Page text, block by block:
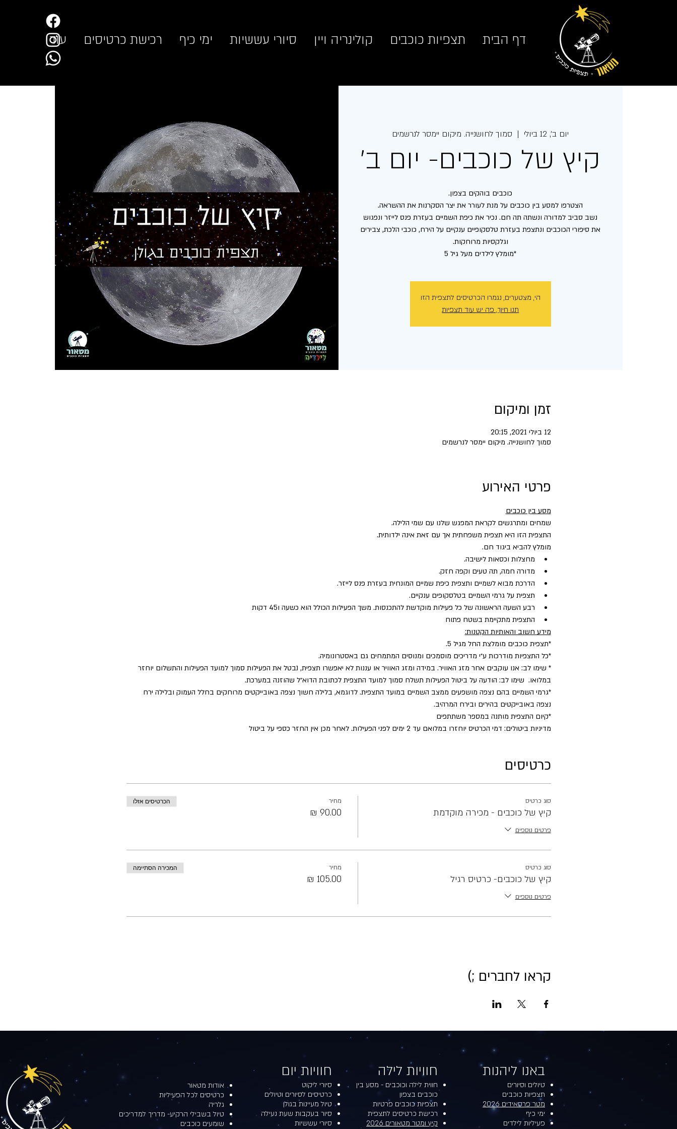
דף הבית תצפיות כוכבים קולינריה ויין סיורי עששיות ימי כיף רכישת כרטיסים עוד
יום ב׳, 12 ביולי
  |
סמוך לחושנייה. מיקום יימסר לנרשמים
קיץ של כוכבים- יום ב׳
כוכבים בוהקים בצפון.
הצטרפו למסע בין כוכבים על מנת לעורר את יצר הסקרנות את ההשראה.
נשב סביב למדורה ונשתה תה חם. נכיר את כיפת השמיים בעזרת פנס לייזר ונפגוש
את סיפורי הכוכבים ונתצפת בעזרת טלסקופיים ענקיים על הירח, כוכבי הלכת, צבירים
*מומלץ לילדים מעל גיל 5
הי, מצטערים, נגמרו הכרטיסים לתצפית הזו
תנו חיוך, פה יש עוד תצפיות
זמן ומיקום
12 ביולי 2021, 20:15
סמוך לחושנייה. מיקום יימסר לנרשמים
פרטי האירוע
מסע בין כוכבים
שמחים ומתרגשים לקראת המפגש שלנו עם שמי הלילה.
התצפית הזו היא תצפית משפחתית אך עם זאת אינה ילדותית.
מומלץ להביא ביגוד חם.
מחצלות וכסאות לישיבה.
מדורה חמה, תה טעים וקפה חזק.
הדרכת מבוא לשמיים ותצפית כיפת שמיים המונחית בעזרת פנס לייזר.
תצפית על גרמי השמיים בטלסקופים ענקיים.
רבע השעה הראשונה של כל פעילות מוקדשת להתכנסות. משך הפעילות הכולל הוא כשעה ו45 דקות
התצפית מתקיימת בשטח פתוח
מידע חשוב והאותיות הקטנות:
*תצפית כוכבים מומלצת החל מגיל 5.
*כל התצפיות מודרכות ע״י מדריכים מוסמכים ומנוסים המתמחים גם באסטרונומיה.
* שימו לב: אנו עוקבים אחר מזג האוויר. במידה ומזג האוויר או עננות לא יאפשרו תצפית, נבטל את הפעילות סמוך למועד הפעילות והתשלום יוחזר
במלואו.  שימו לב: הודעה על ביטול הפעילות תשלח סמוך למועד התצפית לכתובת הדוא״ל שהוזנה במערכת.
*גרמי השמיים בהם נצפה מושפעים ממצב השמיים במועד התצפית. לדוגמא, בלילה חשוך נצפה באובייקטים מרוחקים בחלל העמוק ובלילה ירח
נצפה באובייקטים בהירים ובירח המרהיב.
*קיום התצפית מותנה במספר משתתפים
מדיניות ביטולים: דמי הכרטיס יוחזרו במלואם עד 2 ימים לפני הפעילות. לאחר מכן אין החזר כספי על ביטול
כרטיסים
סוג כרטיס
קיץ של כוכבים - מכירה מוקדמת
פרטים נוספים
מחיר הכרטיסים אזלו
סוג כרטיס
קיץ של כוכבים- כרטיס רגיל
פרטים נוספים
מחיר המכירה הסתיימה
קראו לחברים ;)
חוויות יום​
סיורי ליקוט
כרטיסים לסיורים וטיולים
טיול מעיינות בגולן
סיור בעקבות שעת נעילה
סיורי עששיות
אודות מטאור
כרטיסים לכל הפעיליות
גלריה
טיול בשבילי הרקיע- מדריך למדריכים
שומעים כוכבים
חוויות לילה​​
חווית לילה וכוכבים - מסע בין
כוכבים בצפון
תצפיות כוכבים פרטיות
רכישת כרטיסים לתצפית
קיץ ומטר מטאורים 2026
באנו ליהנות​​
טיולים וסיורים
תצפיות כוכבים
מטר פרסאידים 2026
ימי כיף
פעיליות לילדים